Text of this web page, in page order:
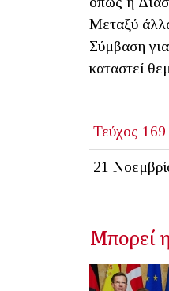
Μεταξύ
Σύμβαση
καταστεί
Τεύχος 169
21
Μπορεί